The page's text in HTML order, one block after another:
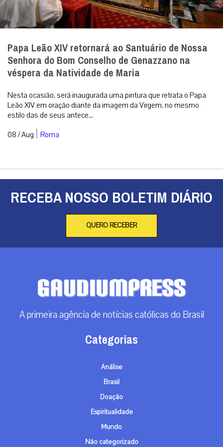
Papa Leão XIV retornará ao Santuário de Nossa
Senhora do Bom Conselho de Genazzano na
véspera da Natividade de Maria
Nesta ocasião, será inaugurada uma pintura que retrata o Papa
Leão XIV em oração diante da imagem da Virgem, no mesmo
estilo das de seus antece...
08 / Aug | Roma
RECEBA NOSSO BOLETIM DIÁRIO
QUERO RECEBER
A primeira agência de notícias católicas do Brasil
Categorias
Análise
Brasil
Doação
Espiritualidade
Mundo
Não categorizado